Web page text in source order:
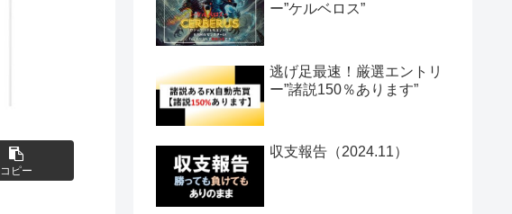
コピー
ー”ケルベロス”
逃げ足最速！厳選エントリ
ー”諸説150％あります”
収支報告（2024.11）